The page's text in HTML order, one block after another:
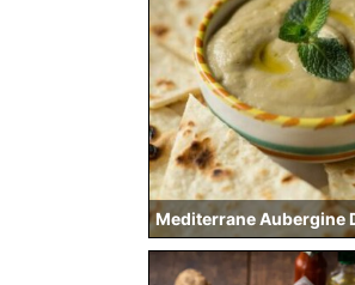
Mediterrane Aubergine